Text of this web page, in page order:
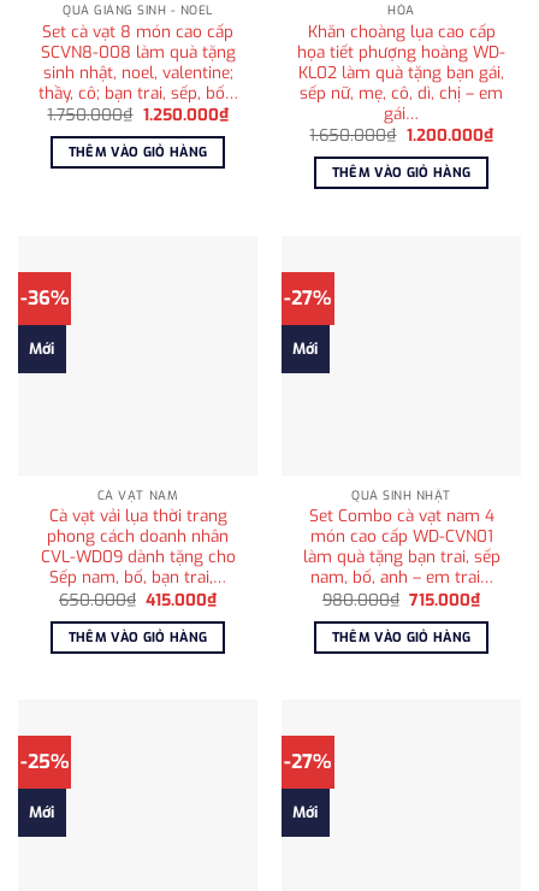
QUÀ GIÁNG SINH - NOEL
Set cà vạt 8 món cao cấp
SCVN8-008 làm quà tặng
sinh nhật, noel, valentine;
thầy, cô; bạn trai, sếp, bố…
1.750.000₫ Giá
là:
1.750.000₫.
1.250.000₫Giá
hiện
THÊM VÀO GIỎ HÀNG
HỎA
Khăn choàng lụa cao cấp
họa tiết phượng hoàng WD-
KL02 làm quà tặng bạn gái,
sếp nữ, mẹ, cô, dì, chị – em
gái…
1.650.000₫ Giá
là:
1.650.000₫.
1.200.000₫Giá
hiện
THÊM VÀO GIỎ HÀNG
-36%
Mới
CÀ VẠT NAM
Cà vạt vải lụa thời trang
phong cách doanh nhân
CVL-WD09 dành tặng cho
Sếp nam, bố, bạn trai,…
650.000₫ Giá
là:
650.000₫.
415.000₫Giá
hiện
tại
415.000₫.
THÊM VÀO GIỎ HÀNG
-27%
Mới
QUÀ SINH NHẬT
Set Combo cà vạt nam 4
món cao cấp WD-CVN01
làm quà tặng bạn trai, sếp
nam, bố, anh – em trai…
980.000₫ Giá
là:
980.000₫.
715.000₫Giá
hiện
tại
THÊM VÀO GIỎ HÀNG
-25%
Mới
-27%
Mới